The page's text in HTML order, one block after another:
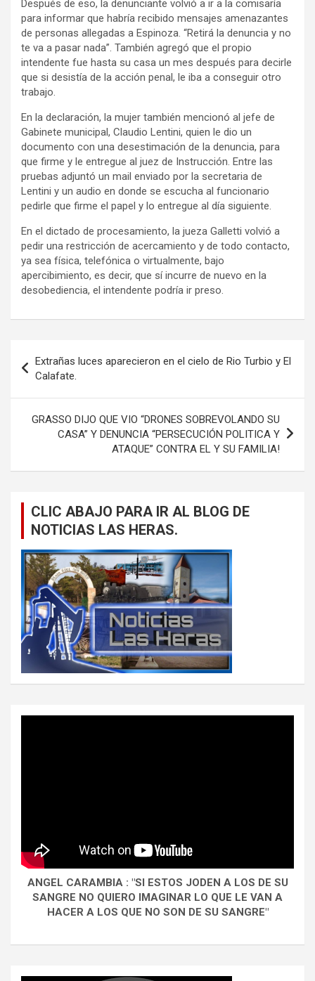
Después de eso, la denunciante volvió a ir a la comisaría
para informar que habría recibido mensajes amenazantes
de personas allegadas a Espinoza. “Retirá la denuncia y no
te va a pasar nada”. También agregó que el propio
intendente fue hasta su casa un mes después para decirle
que si desistía de la acción penal, le iba a conseguir otro
trabajo.
En la declaración, la mujer también mencionó al jefe de
Gabinete municipal, Claudio Lentini, quien le dio un
documento con una desestimación de la denuncia, para
que firme y le entregue al juez de Instrucción. Entre las
pruebas adjuntó un mail enviado por la secretaria de
Lentini y un audio en donde se escucha al funcionario
pedirle que firme el papel y lo entregue al día siguiente.
En el dictado de procesamiento, la jueza Galletti volvió a
pedir una restricción de acercamiento y de todo contacto,
ya sea física, telefónica o virtualmente, bajo
apercibimiento, es decir, que sí incurre de nuevo en la
desobediencia, el intendente podría ir preso.
de
entradas
Extrañas luces aparecieron en el cielo de Rio Turbio y El
Calafate.
GRASSO DIJO QUE VIO “DRONES SOBREVOLANDO SU
CASA” Y DENUNCIA “PERSECUCIÓN POLITICA Y
ATAQUE” CONTRA EL Y SU FAMILIA!
CLIC ABAJO PARA IR AL BLOG DE
NOTICIAS LAS HERAS.
ANGEL CARAMBIA : "SI ESTOS JODEN A LOS DE SU
SANGRE NO QUIERO IMAGINAR LO QUE LE VAN A
HACER A LOS QUE NO SON DE SU SANGRE"